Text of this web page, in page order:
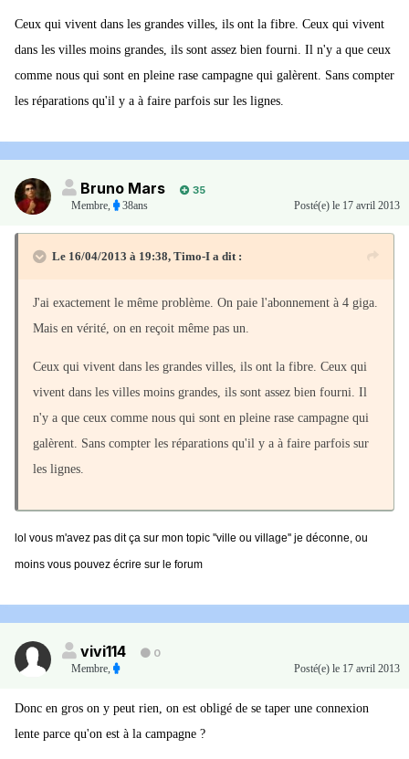
Ceux qui vivent dans les grandes villes, ils ont la fibre. Ceux qui vivent
dans les villes moins grandes, ils sont assez bien fourni. Il n'y a que ceux
comme nous qui sont en pleine rase campagne qui galèrent. Sans compter
les réparations qu'il y a à faire parfois sur les lignes.
Bruno Mars
35
Membre, 38ans Posté(e) le 17 avril 2013
Le 16/04/2013 à 19:38, Timo-I a dit :
J'ai exactement le même problème. On paie l'abonnement à 4 giga.
Mais en vérité, on en reçoit même pas un.
Ceux qui vivent dans les grandes villes, ils ont la fibre. Ceux qui
vivent dans les villes moins grandes, ils sont assez bien fourni. Il
n'y a que ceux comme nous qui sont en pleine rase campagne qui
galèrent. Sans compter les réparations qu'il y a à faire parfois sur
les lignes.
lol vous m'avez pas dit ça sur mon topic ''ville ou village'' je déconne, ou
moins vous pouvez écrire sur le forum
vivi114
0
Membre, Posté(e) le 17 avril 2013
Donc en gros on y peut rien, on est obligé de se taper une connexion
lente parce qu'on est à la campagne ?